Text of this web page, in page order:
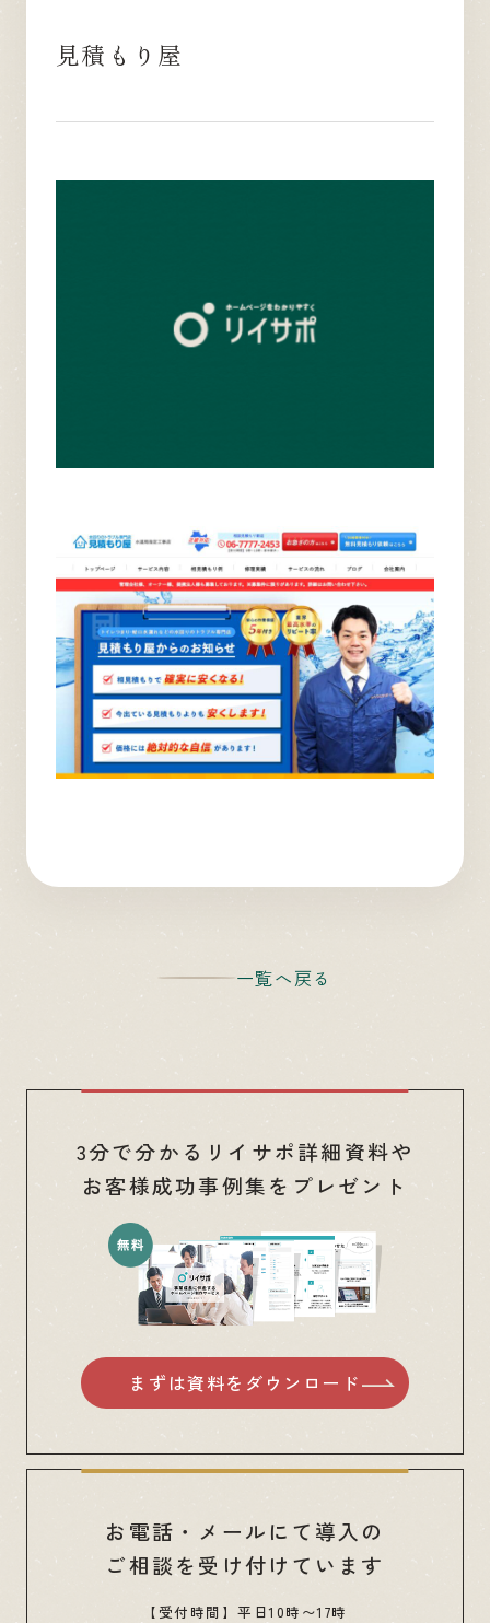
見積もり屋
一覧へ戻る
3分で分かるリイサポ詳細資料や
お客様成功事例集をプレゼント
まずは資料をダウンロード
お電話・メールにて導入の
ご相談を受け付けています
【受付時間】平日10時〜17時